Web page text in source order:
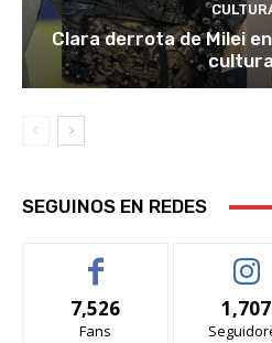
Clara derrota de Milei
SEGUINOS EN REDES
7,526
Fans
1,707